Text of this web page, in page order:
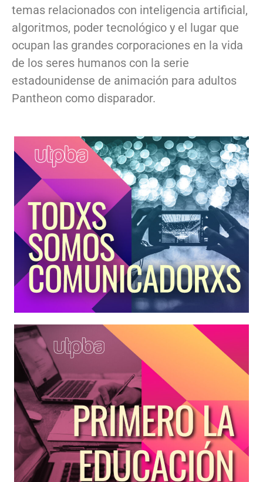
temas relacionados con inteligencia artificial,
algoritmos, poder tecnológico y el lugar que
ocupan las grandes corporaciones en la vida
de los seres humanos con la serie
estadounidense de animación para adultos
Pantheon como disparador.